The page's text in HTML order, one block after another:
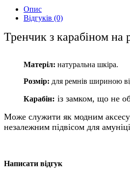
Опис
Відгуків (0)
Тренчик з карабіном на
Матеріл: натуральна шкіра.
Розмір: для ремнів шириною
Карабін: із замком, що не
Може служити як модним
незалежним підвісом для
Написати відгук